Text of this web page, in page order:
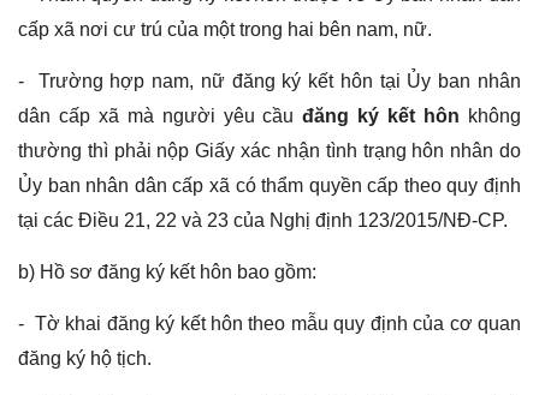
cấp xã nơi cư trú của một trong hai bên nam, nữ.
- Trường hợp nam, nữ đăng ký kết hôn tại Ủy ban nhân
dân cấp xã mà người yêu cầu đăng ký kết hôn không
thường thì phải nộp Giấy xác nhận tình trạng hôn nhân do
Ủy ban nhân dân cấp xã có thẩm quyền cấp theo quy định
tại các Điều 21, 22 và 23 của Nghị định 123/2015/NĐ-CP.
b) Hồ sơ đăng ký kết hôn bao gồm:
- Tờ khai đăng ký kết hôn theo mẫu quy định của cơ quan
đăng ký hộ tịch.